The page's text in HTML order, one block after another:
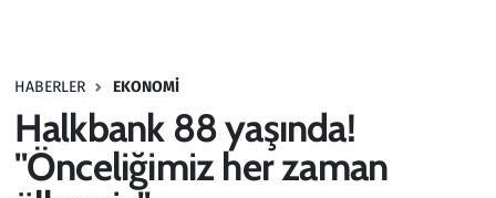
HABERLER EKONOMI
Halkbank 88 yaşında!
"Önceliğimiz her zaman
Haber
Kültür Sanat